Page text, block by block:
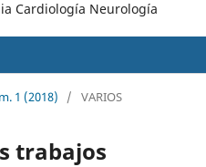
Cardiología Neurología
1 (2018) / VARIOS
trabajos